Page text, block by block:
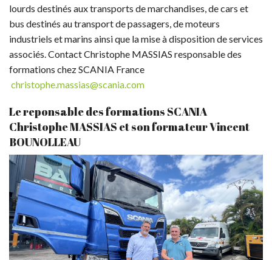
lourds destinés aux transports de marchandises, de cars et
bus destinés au transport de passagers, de moteurs
industriels et marins ainsi que la mise à disposition de services
associés. Contact Christophe MASSIAS responsable des
formations chez SCANIA France
christophe.massias@scania.com
Le reponsable des formations SCANIA
Christophe MASSIAS et son formateur Vincent
BOUNOLLEAU